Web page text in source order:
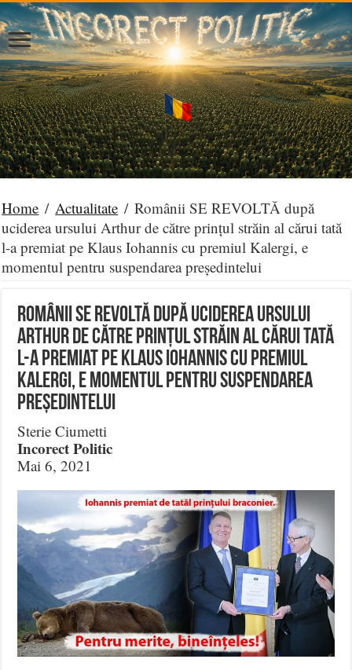
Home / Actualitate / Românii SE REVOLTĂ după
uciderea ursului Arthur de către prințul străin al cărui tată
l-a premiat pe Klaus Iohannis cu premiul Kalergi, e
momentul pentru suspendarea președintelui
Românii SE REVOLTĂ după uciderea ursului
Arthur de către prințul străin al cărui tată
l-a premiat pe Klaus Iohannis cu premiul
Kalergi, e momentul pentru suspendarea
președintelui
Sterie Ciumetti
Incorect Politic
Mai 6, 2021